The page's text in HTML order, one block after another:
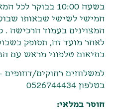
בשעה
בבוקר לכל
חמישי לשישי שבאותו
המצוינים בעמוד הרכישה .
לאחר מועד זה, תסופק
בתיאום טלפוני מראש עם
למשלוחים רחוקים/דחופים
בטלפון 0526744434
חוסר במלאי: